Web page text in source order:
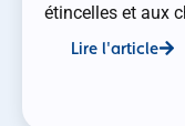
étincelles et aux
Lire l'article